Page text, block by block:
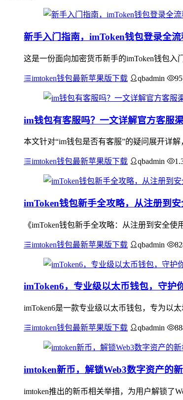
新手入门指南，imToken钱包登录全
这是一份面向加密货币新手的imToken钱包
imtoken钱包最新苹果版下载 qbadmin
im钱包有客服吗？一文详解官方客服
本文针对“im钱包是否有客服”的疑问展开详
imtoken钱包最新苹果版下载 qbadmin
imToken钱包新手全攻略，从注册到
《imToken钱包新手全攻略：从注册到安全
imtoken钱包最新苹果版下载 qbadmin
imToken6，专业级以太币钱包，守护
imToken6是一款专业级以太币钱包，专为以
imtoken钱包最新苹果版下载 qbadmin
imtoken新币，解锁Web3数字资产的
imtoken推出的新币相关举措，为用户解锁了